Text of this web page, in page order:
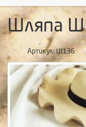
Шляпа
Артикул:Ш136